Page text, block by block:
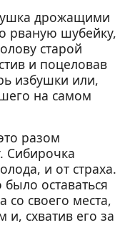
дрожащими
рваную шубейку,
старой
и поцеловав
избушки или,
на самом
разом
Сибирочка
и от страха.
оставаться
со своего места,
и, схватив его за